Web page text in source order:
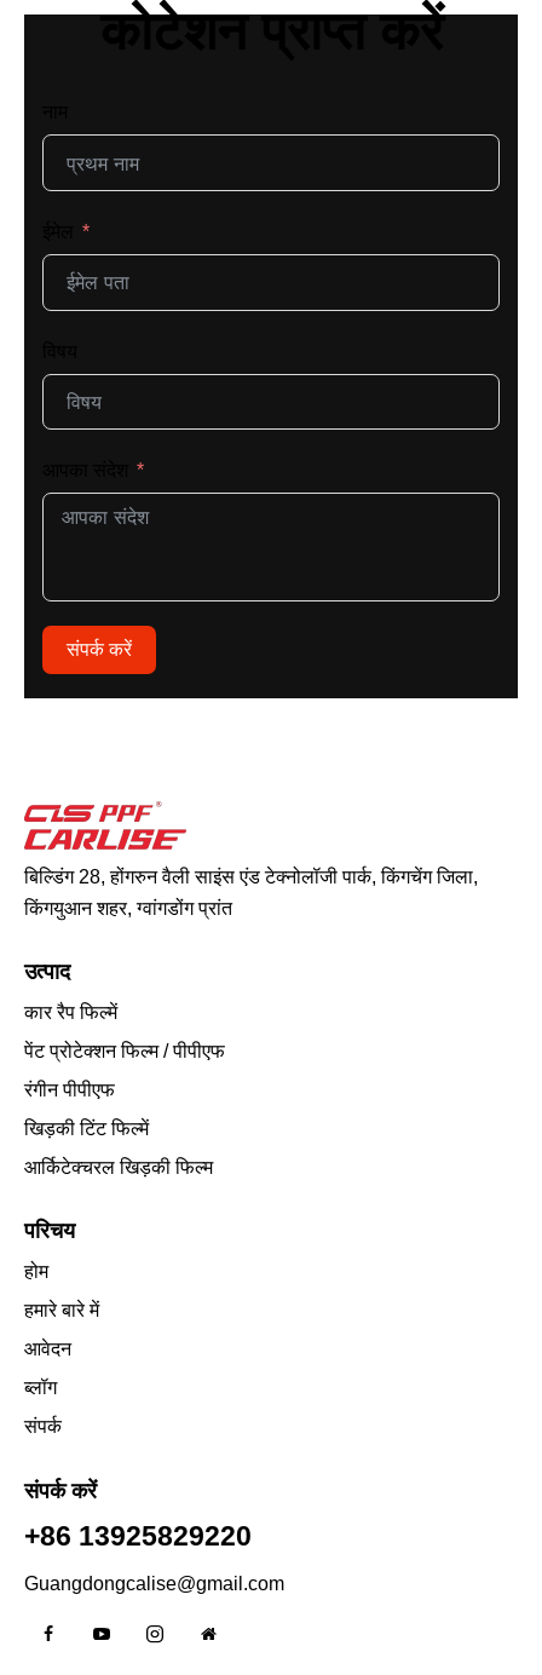
कोटेशन प्राप्त करें
संपर्क करें
बिल्डिंग 28, होंगरुन वैली साइंस एंड टेक्नोलॉजी पार्क, किंगचेंग जिला,
किंगयुआन शहर, ग्वांगडोंग प्रांत
उत्पाद
कार रैप फिल्में
पेंट प्रोटेक्शन फिल्म / पीपीएफ
रंगीन पीपीएफ
खिड़की टिंट फिल्में
आर्किटेक्चरल खिड़की फिल्म
परिचय
होम
हमारे बारे में
आवेदन
ब्लॉग
संपर्क
संपर्क करें
+86 13925829220
Guangdongcalise@gmail.com